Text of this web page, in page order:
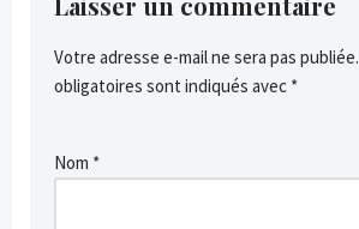
Votre adresse e-mail ne sera pas publiée.
obligatoires sont indiqués avec *
Nom *